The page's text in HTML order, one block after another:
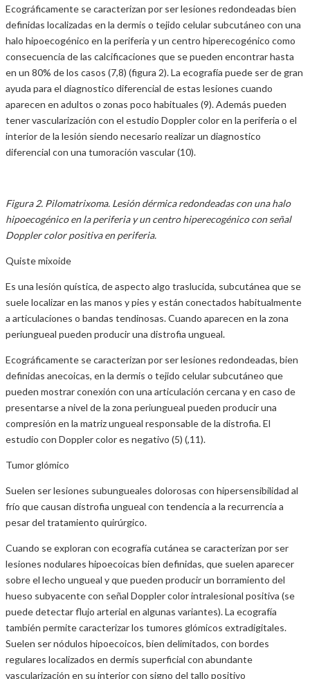
Ecográficamente se caracterizan por ser lesiones redondeadas bien
definidas localizadas en la dermis o tejido celular subcutáneo con una
halo hipoecogénico en la periferia y un centro hiperecogénico como
consecuencia de las calcificaciones que se pueden encontrar hasta
en un 80% de los casos (7,8) (figura 2). La ecografía puede ser de gran
ayuda para el diagnostico diferencial de estas lesiones cuando
aparecen en adultos o zonas poco habituales (9). Además pueden
tener vascularización con el estudio Doppler color en la periferia o el
interior de la lesión siendo necesario realizar un diagnostico
diferencial con una tumoración vascular (10).
Figura 2. Pilomatrixoma. Lesión dérmica redondeadas con una halo
hipoecogénico en la periferia y un centro hiperecogénico con señal
Doppler color positiva en periferia.
Quiste mixoide
Es una lesión quística, de aspecto algo traslucida, subcutánea que se
suele localizar en las manos y pies y están conectados habitualmente
a articulaciones o bandas tendinosas. Cuando aparecen en la zona
periungueal pueden producir una distrofia ungueal.
Ecográficamente se caracterizan por ser lesiones redondeadas, bien
definidas anecoicas, en la dermis o tejido celular subcutáneo que
pueden mostrar conexión con una articulación cercana y en caso de
presentarse a nivel de la zona periungueal pueden producir una
compresión en la matriz ungueal responsable de la distrofia. El
estudio con Doppler color es negativo (5) (,11).
Tumor glómico
Suelen ser lesiones subungueales dolorosas con hipersensibilidad al
frío que causan distrofia ungueal con tendencia a la recurrencia a
pesar del tratamiento quirúrgico.
Cuando se exploran con ecografía cutánea se caracterizan por ser
lesiones nodulares hipoecoicas bien definidas, que suelen aparecer
sobre el lecho ungueal y que pueden producir un borramiento del
hueso subyacente con señal Doppler color intralesional positiva (se
puede detectar flujo arterial en algunas variantes). La ecografía
también permite caracterizar los tumores glómicos extradigitales.
Suelen ser nódulos hipoecoicos, bien delimitados, con bordes
regulares localizados en dermis superficial con abundante
vascularización en su interior con signo del tallo positivo